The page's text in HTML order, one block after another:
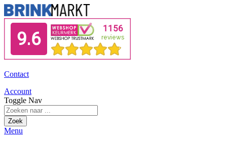
Contact
Account
Toggle Nav
Zoek
Menu